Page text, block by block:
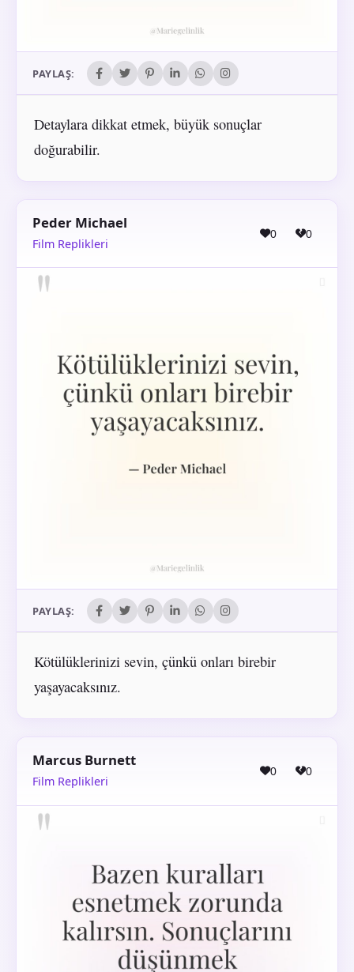
PAYLAŞ:
Detaylara dikkat etmek, büyük sonuçlar
doğurabilir.
Peder Michael
Film Replikleri
0 0
PAYLAŞ:
Kötülüklerinizi sevin, çünkü onları birebir
yaşayacaksınız.
Marcus Burnett
Film Replikleri
0 0